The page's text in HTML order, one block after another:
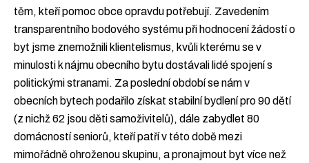
těm, kteří pomoc obce opravdu potřebují. Zavedením
transparentního bodového systému při hodnocení žádostí o
byt jsme znemožnili klientelismus, kvůli kterému se v
minulosti k nájmu obecního bytu dostávali lidé spojení s
politickými stranami. Za poslední období se nám v
obecních bytech podařilo získat stabilní bydlení pro 90 dětí
(z nichž 62 jsou děti samoživitelů), dále zabydlet 80
domácností seniorů, kteří patří v této době mezi
mimořádně ohroženou skupinu, a pronajmout byt více než